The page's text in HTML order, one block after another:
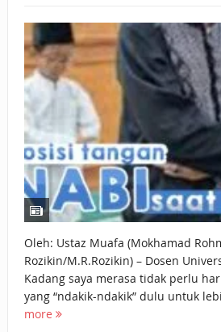
BAGAIMANA CARA MEMBAYAR
UANG HARAM BISA MENJADI HALAL
KEPEMILIKANNYA BERUBAH
ISTIDLAL BATIL VS ISTIDLAL SYAR’I
BAHASA CINTA KARENA ALLAH
HUKUM MEMBAYAR ZAKAT
HUKUM MEMBAYAR ZAKAT KEPADA
Oleh: Ustaz Muafa (Mokhamad
Rozikin/M.R.Rozikin) – Dosen
Kadang saya merasa tidak perlu
yang “ndakik-ndakik” dulu untuk
more